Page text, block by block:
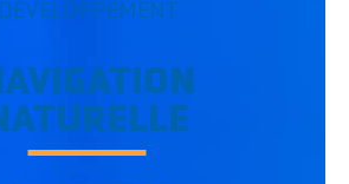
DÉVELOPPEMENT